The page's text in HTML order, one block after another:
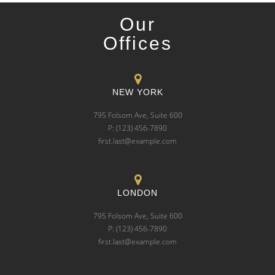
Our
Offices
NEW YORK
795 Folsom Ave, Suite 600
P: (123) 456-7890
first.last@example.com
LONDON
795 Folsom Ave, Suite 600
P: (123) 456-7890
first.last@example.com